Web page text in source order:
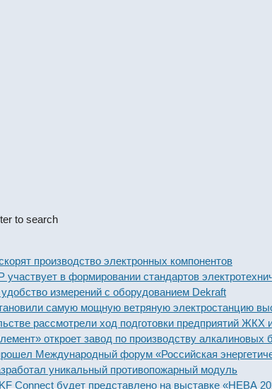
to search
производство электронных компонентов
в формировании стандартов
измерений с оборудованием Dekraft
самую мощную ветряную электростанцию
рассмотрели ход подготовки предприятий ЖКХ и
откроет завод по производству алкалиновых
Международный форум «Российская
уникальный противопожарный модуль
будет представлено на выставке «НЕВА 2025»